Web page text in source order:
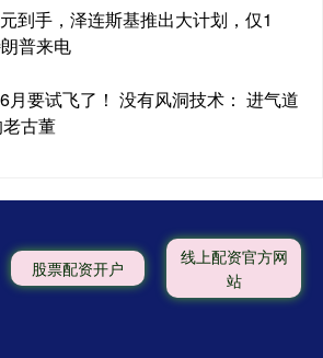
到手，泽连斯基推出大计划，仅1
普来电
月要试飞了！ 没有风洞技术： 进气道
古董
股票配资开户
线上配资官方网
站